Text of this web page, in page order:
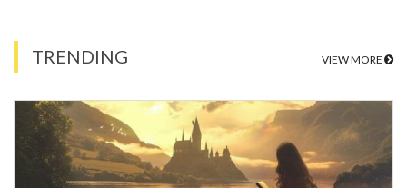
TRENDING VIEW MORE